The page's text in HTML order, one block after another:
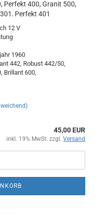
Perfekt 400, Granit 500,
Perfekt 401
12 V
1960
442, Robust 442/50,
Brillant 600,
45,00 EUR
inkl. 19% MwSt. zzgl. Versand